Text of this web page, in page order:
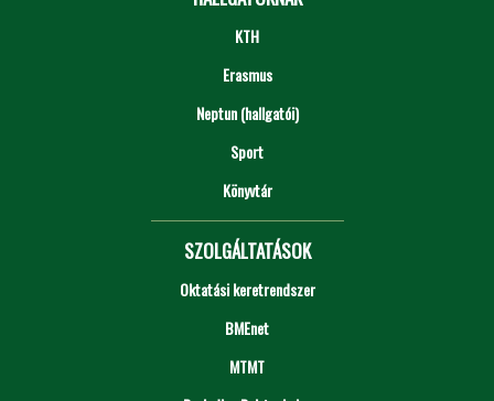
KTH
Erasmus
Neptun (hallgatói)
Sport
Könyvtár
SZOLGÁLTATÁSOK
Oktatási keretrendszer
BMEnet
MTMT